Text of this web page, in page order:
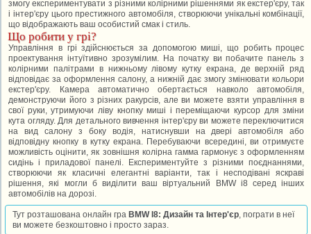
змогу експериментувати з різними колірними рішеннями як екстер'єру, так
і інтер'єру цього престижного автомобіля, створюючи унікальні комбінації,
що відображають ваш особистий смак і стиль.
Що робити у грі?
Управління в грі здійснюється за допомогою миші, що робить процес
проектування інтуїтивно зрозумілим. На початку ви побачите панель з
колірними палітрами в нижньому лівому кутку екрана, де верхній ряд
відповідає за оформлення салону, а нижній дає змогу змінювати кольори
екстер'єру. Камера автоматично обертається навколо автомобіля,
демонструючи його з різних ракурсів, але ви можете взяти управління в
свої руки, утримуючи ліву кнопку миші і переміщаючи курсор для зміни
кута огляду. Для детального вивчення інтер'єру ви можете переключитися
на вид салону з боку водія, натиснувши на двері автомобіля або
відповідну кнопку в кутку екрана. Перебуваючи всередині, ви отримуєте
можливість оцінити, як зовнішня колірна гамма гармонує з оформленням
сидінь і приладової панелі. Експериментуйте з різними поєднаннями,
створюючи як класичні елегантні варіанти, так і несподівані яскраві
рішення, які могли б виділити ваш віртуальний BMW i8 серед інших
автомобілів на дорозі.
Тут розташована онлайн гра BMW I8: Дизайн та Інтер'єр, пограти в неї
ви можете безкоштовно і просто зараз.